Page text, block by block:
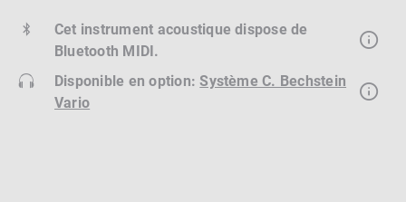
Cet instrument acoustique dispose de
Bluetooth MIDI.
Disponible en option:Système C. Bechstein
Vario